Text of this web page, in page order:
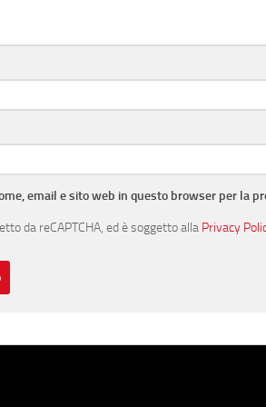
email e sito web in questo browser per la
da reCAPTCHA, ed è soggetto alla Privacy